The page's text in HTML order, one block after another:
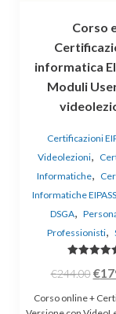
Corso
informatica
Moduli
Certificazioni
Videolezioni,
Informatiche,
Informatiche EIPASS
DSGA,
Professionisti,
5.00
su 5
€244.00 Il
€
Corso online +